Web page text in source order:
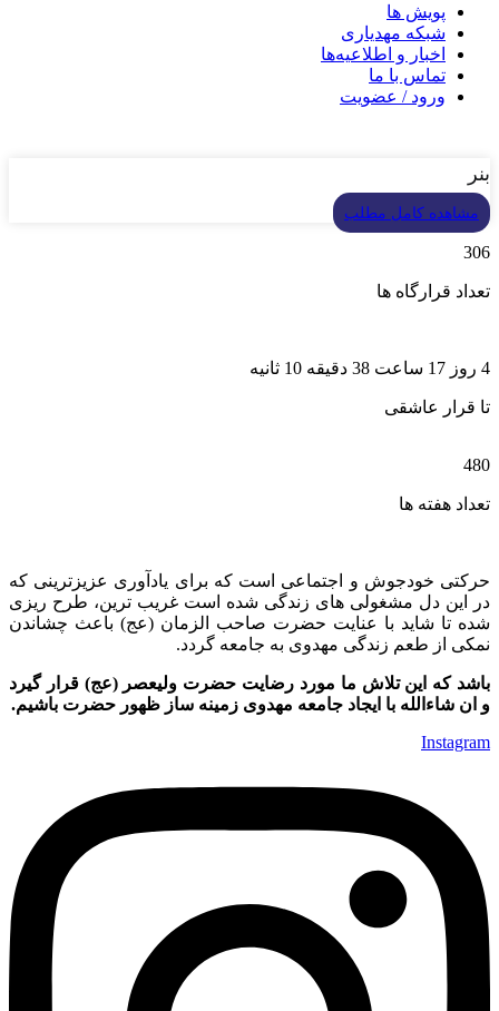
پویش ها
شبکه مهدیاری
اخبار و اطلاعیه‌ها
تماس با ما
ورود / عضویت
بنر
مشاهده کامل مطلب
306
تعداد قرارگاه ها
4 روز 17 ساعت 38 دقیقه 10 ثانیه
تا قرار عاشقی
480
تعداد هفته ها
حرکتی خودجوش و اجتماعی است که برای یادآوری عزیزترینی که
در این دل مشغولی های زندگی شده است غریب ترین، طرح ریزی
شده تا شاید با عنایت حضرت صاحب الزمان (عج) باعث چشاندن
نمکی از طعم زندگی مهدوی به جامعه گردد.
باشد که این تلاش ما مورد رضایت حضرت ولیعصر (عج) قرار گیرد
و ان شاءالله با ایجاد جامعه مهدوی زمینه ساز ظهور حضرت باشیم.
Instagram